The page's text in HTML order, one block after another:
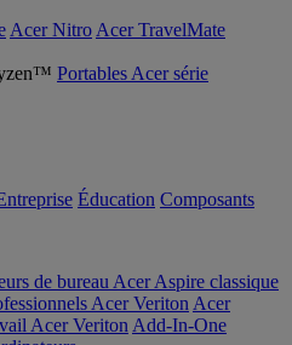
Acer Nitro Acer TravelMate
Portables Acer série
Éducation Composants
de bureau Acer Aspire classique
Acer Veriton Acer
Acer Veriton Add-In-One